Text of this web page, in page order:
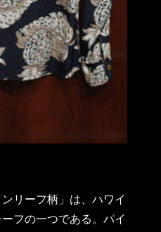
リーフ柄」は、ハワイ
フの一つである。パイ